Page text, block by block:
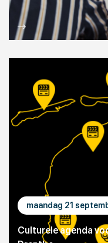
maandag 21
Culturele agenda